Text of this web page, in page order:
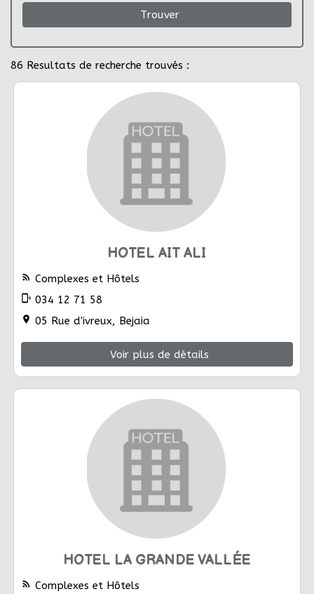
Trouver
86 Resultats de recherche trouvés :
HOTEL AIT ALI
rss_feed Complexes et Hôtels
phonelink_ring 034 12 71 58
location_on 05 Rue d'ivreux, Bejaia
Voir plus de détails
HOTEL LA GRANDE VALLÉE
rss_feed Complexes et Hôtels